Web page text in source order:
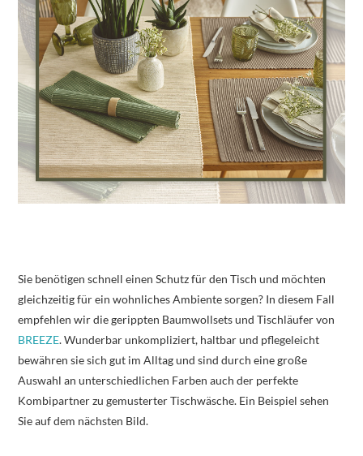
Sie benötigen schnell einen Schutz für den Tisch und möchten
gleichzeitig für ein wohnliches Ambiente sorgen? In diesem Fall
empfehlen wir die gerippten Baumwollsets und Tischläufer von
BREEZE. Wunderbar unkompliziert, haltbar und pflegeleicht
bewähren sie sich gut im Alltag und sind durch eine große
Auswahl an unterschiedlichen Farben auch der perfekte
Kombipartner zu gemusterter Tischwäsche. Ein Beispiel sehen
Sie auf dem nächsten Bild.